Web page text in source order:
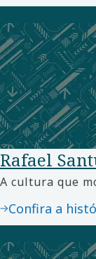
A cultura que
Rafael
Confira a